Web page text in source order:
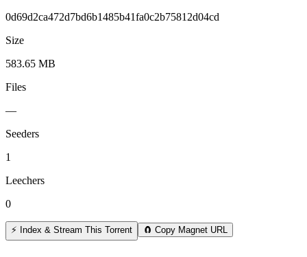
0d69d2ca472d7bd6b1485b41fa0c2b75812d04cd
Size
583.65 MB
Files
—
Seeders
1
Leechers
0
⚡ Index & Stream This Torrent 🧲 Copy Magnet URL